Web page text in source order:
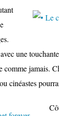
une
comme jamais.
cinéastes